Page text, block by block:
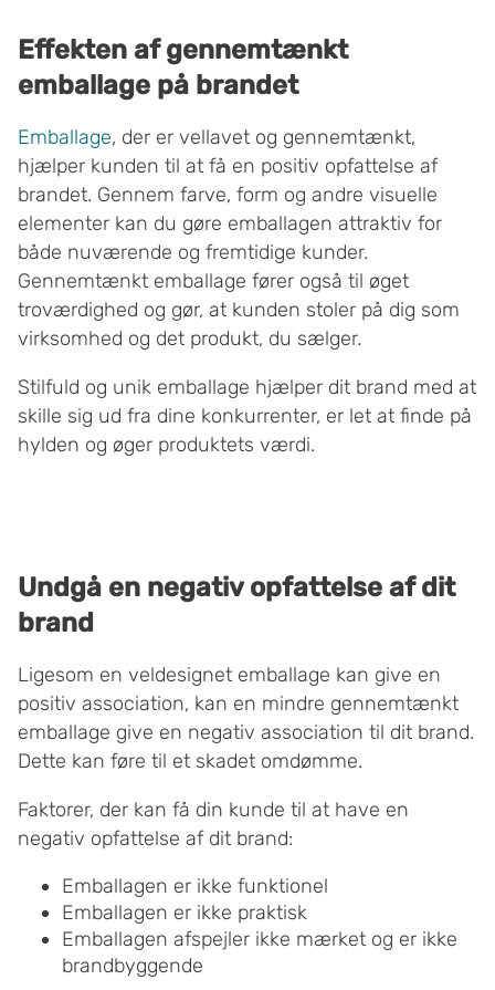
Effekten af ​​gennemtænkt
emballage på brandet
Emballage, der er vellavet og gennemtænkt,
hjælper kunden til at få en positiv opfattelse af
brandet. Gennem farve, form og andre visuelle
elementer kan du gøre emballagen attraktiv for
både nuværende og fremtidige kunder.
Gennemtænkt emballage fører også til øget
troværdighed og gør, at kunden stoler på dig som
virksomhed og det produkt, du sælger.
Stilfuld og unik emballage hjælper dit brand med at
skille sig ud fra dine konkurrenter, er let at finde på
hylden og øger produktets værdi.
Undgå en negativ opfattelse af dit
brand
Ligesom en veldesignet emballage kan give en
positiv association, kan en mindre gennemtænkt
emballage give en negativ association til dit brand.
Dette kan føre til et skadet omdømme.
Faktorer, der kan få din kunde til at have en
negativ opfattelse af dit brand:
Emballagen er ikke funktionel
Emballagen er ikke praktisk
Emballagen afspejler ikke mærket og er ikke
brandbyggende